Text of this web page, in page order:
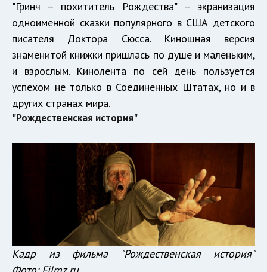
"Гринч – похититель Рождества" – экранизация
одноименной сказки популярного в США детского
писателя Доктора Сюсса. Киношная версия
знаменитой книжки пришлась по душе и маленьким,
и взрослым. Кинолента по сей день пользуется
успехом не только в Соединенных Штатах, но и в
других странах мира.
"Рождественская история"
Кадр из фильма "Рождественская история"